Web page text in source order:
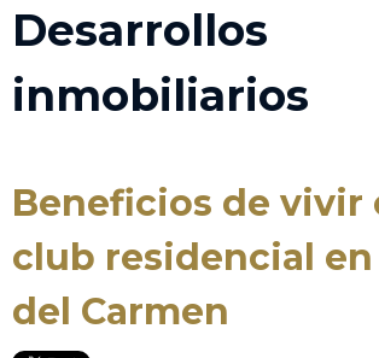
Desarrollos
inmobiliarios
Beneficios de vivir
club residencial en
del Carmen